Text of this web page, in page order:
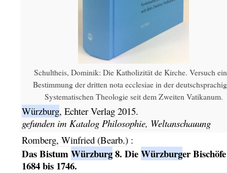
Schultheis, Dominik: Die Katholizität de Kirche. Versuch
Bestimmung der dritten nota ecclesiae in der
Systematischen Theologie seit dem Zweiten Vatikanum.
Würzburg, Echter Verlag 2015.
gefunden im Katalog Philosophie, Weltanschauung
Romberg, Winfried (Bearb.):
Das BistumWürzburg8. DieWürzburger
1684 bis 1746.